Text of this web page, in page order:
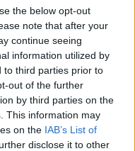
the below opt-out
note that after your
continue seeing
information utilized by
to third parties prior to
out of the further
by third parties on the
This information may
on the IAB’s List of
disclose it to other
παγκόσμιο
εδώ ταυτόχρονα
και ένα χέρι
αναδύεται το
νάρκισσο. Αυτή
στον